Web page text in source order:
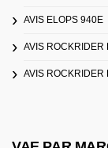
AVIS ELOPS 940E
AVIS ROCKRIDER
AVIS ROCKRIDER